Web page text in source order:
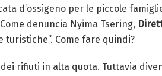
d’ossigeno per le piccole
denuncia Nyima Tsering,
Come fare quindi?
rifiuti in alta quota. Tuttavia